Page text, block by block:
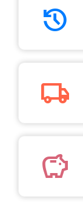
history
local_shipping
savings